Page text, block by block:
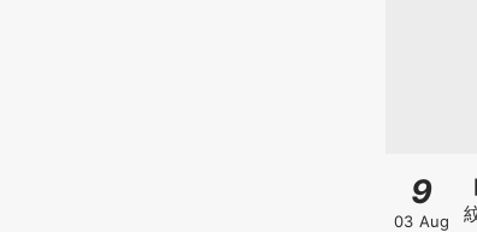
9
03 Aug